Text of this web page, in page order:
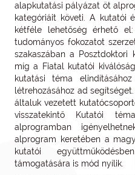
alapkutatási pályázat öt
kategóriáit követi. A kutatói
kétféle lehetőség érhető
tudományos fokozatot
szakaszában a Posztdoktori
míg a Fiatal kutatói
kutatási téma
létrehozásához ad
általuk vezetett
visszatekintő Kutatói
alprogramban
alprogram keretében a
kutatói
támogatására is mód nyílik.